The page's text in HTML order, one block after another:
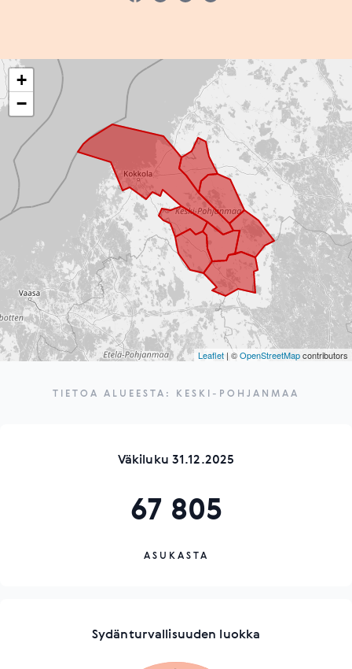
+
−
Leaflet | ©OpenStreetMapcontributors
TIETOA ALUEESTA: KESKI-POHJANMAA
Väkiluku 31.12.2025
67 805
ASUKASTA
Sydänturvallisuuden luokka